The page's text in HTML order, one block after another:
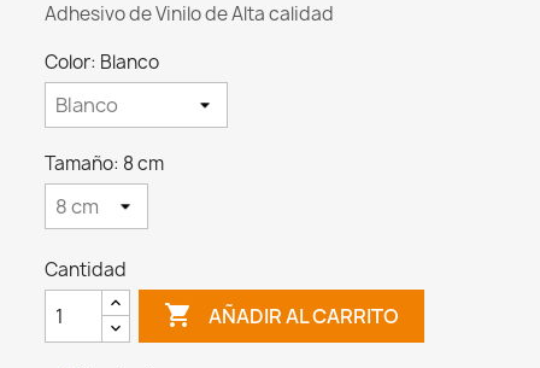
Adhesivo de Vinilo de Alta calidad
Color: Blanco
Tamaño: 8 cm
Cantidad
 AÑADIR AL CARRITO